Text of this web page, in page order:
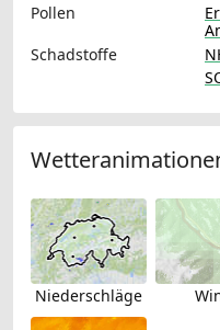
Pollen
Schadstoffe
Niederschläge